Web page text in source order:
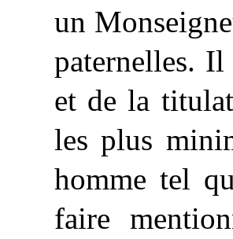
un
paternelles.
et de la
les plus
homme tel
faire